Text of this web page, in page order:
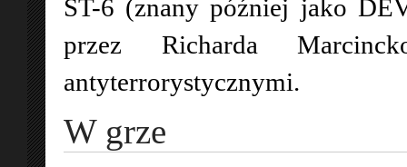
ST-6 (znany później jako
przez Richarda
antyterrorystycznymi.
W grze